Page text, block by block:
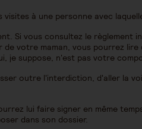
à une personne avec
Si vous consultez le règlement
votre maman, vous pourrez lire
je suppose, n'est pas votre
outre l'interdiction, d'aller la
lui faire signer en même
dans son dossier.